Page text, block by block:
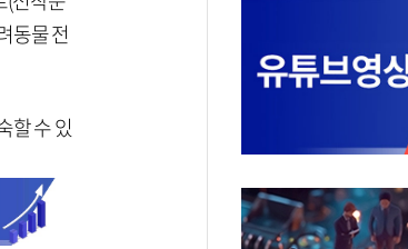
동물 전
할 수 있